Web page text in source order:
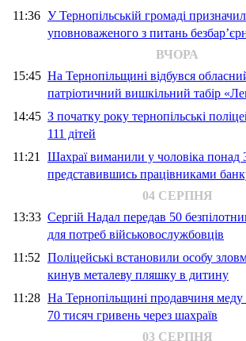
11:36 У Тернопільській громаді
уповноваженого з питань
ВЧОРА
15:45 На Тернопільщині відбувся
патріотичний вишкільний табір
14:45 З початку року тернопільські
111 дітей
11:21 Шахраї виманили у чоловіка понад
представившись працівниками
04 СЕРПНЯ
13:33 Сергій Надал передав 50
для потреб військовослужбовців
11:52 Поліцейські встановили особу
кинув металеву пляшку в дитину
11:28 На Тернопільщині продавчиня
70 тисяч гривень через шахраїв
03 СЕРПНЯ